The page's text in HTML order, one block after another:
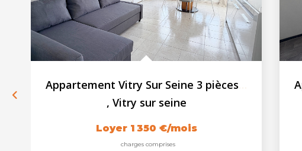
, Vitry sur seine
Loyer 1 350 €/mois
charges comprises